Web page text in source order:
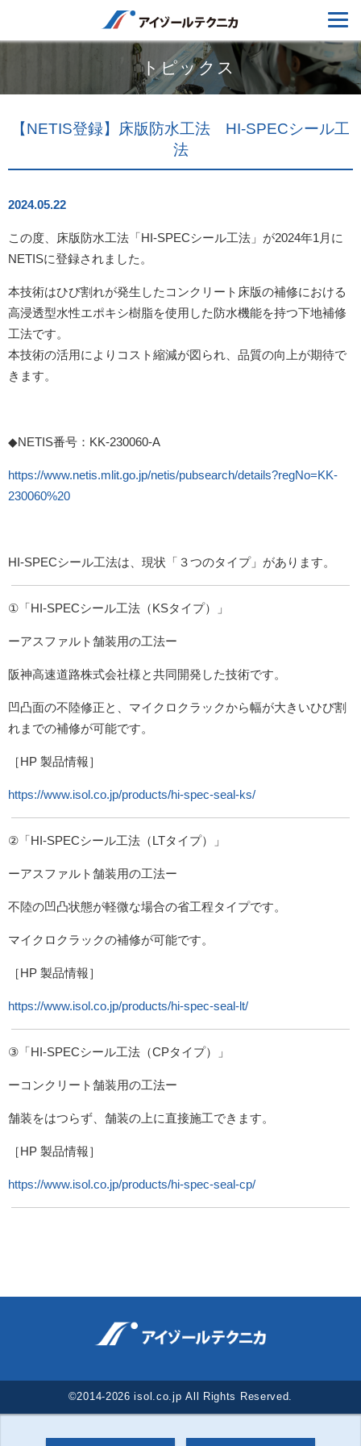
トピックス
【NETIS登録】床版防水工法 HI-SPECシール工
法
2024.05.22
この度、床版防水工法「HI-SPECシール工法」が2024年1月に
NETISに登録されました。
本技術はひび割れが発生したコンクリート床版の補修における
高浸透型水性エポキシ樹脂を使用した防水機能を持つ下地補修
工法です。
本技術の活用によりコスト縮減が図られ、品質の向上が期待で
きます。
◆NETIS番号：KK-230060-A
https://www.netis.mlit.go.jp/netis/pubsearch/details?regNo=KK-
230060%20
HI-SPECシール工法は、現状「３つのタイプ」があります。
①「HI-SPECシール工法（KSタイプ）」
ーアスファルト舗装用の工法ー
阪神高速道路株式会社様と共同開発した技術です。
凹凸面の不陸修正と、マイクロクラックから幅が大きいひび割
れまでの補修が可能です。
［HP 製品情報］
https://www.isol.co.jp/products/hi-spec-seal-ks/
②「HI-SPECシール工法（LTタイプ）」
ーアスファルト舗装用の工法ー
不陸の凹凸状態が軽微な場合の省工程タイプです。
マイクロクラックの補修が可能です。
［HP 製品情報］
https://www.isol.co.jp/products/hi-spec-seal-lt/
③「HI-SPECシール工法（CPタイプ）」
ーコンクリート舗装用の工法ー
舗装をはつらず、舗装の上に直接施工できます。
［HP 製品情報］
https://www.isol.co.jp/products/hi-spec-seal-cp/
©2014-2026 isol.co.jp All Rights Reserved.